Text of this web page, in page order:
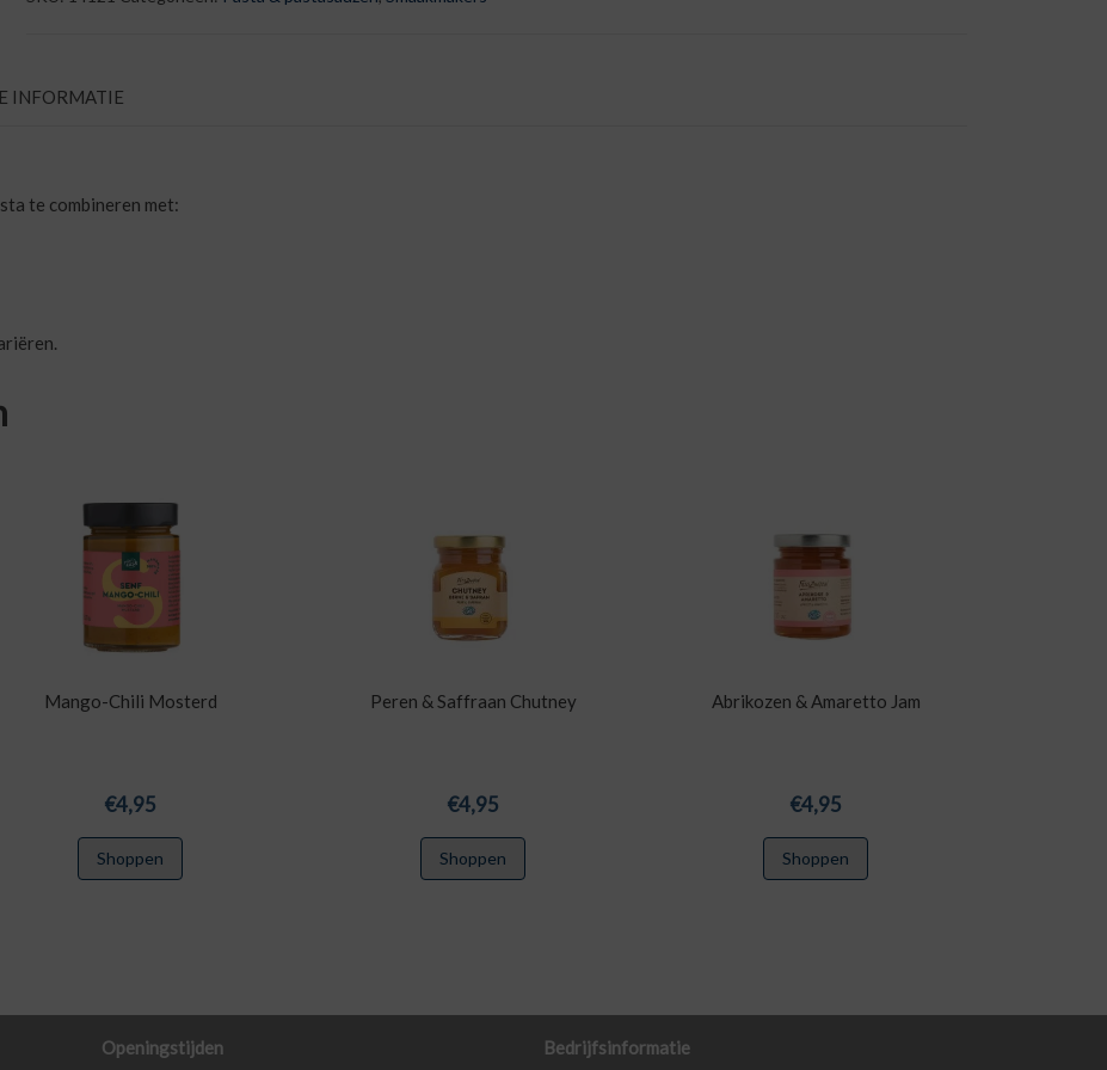
aantal
INFORMATIE
te combineren met:
Mango-Chili Mosterd
€4,95
Shoppen
Peren & Saffraan Chutney
€4,95
Shoppen
Abrikozen & Amaretto Jam
€4,95
Shoppen
Openingstijden
Bedrijfsinformatie